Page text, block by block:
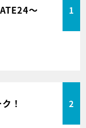
～ 1
！ 2